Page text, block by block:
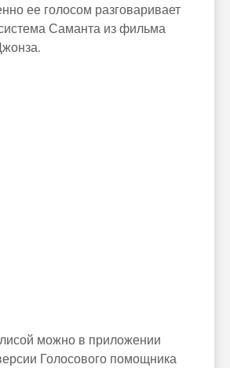
ее голосом разговаривает
Саманта из фильма
можно в приложении
Голосового помощника